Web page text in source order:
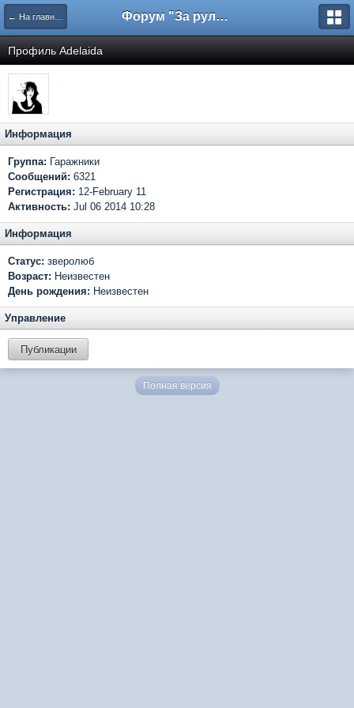
← На главную Форум "За рулем"
Профиль Adelaida
Информация
Группа: Гаражники
Сообщений: 6321
Регистрация: 12-February 11
Активность: Jul 06 2014 10:28
Информация
Статус: зверолюб
Возраст: Неизвестен
День рождения: Неизвестен
Управление
Публикации
Полная версия